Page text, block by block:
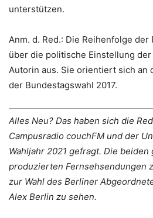
unterstützen.
Anm. d. Red.: Die Reihenfolge
über die politische Einstellung
Autorin aus. Sie orientiert sich an
der Bundestagswahl 2017.
Alles Neu? Das haben sich die
Campusradio couchFM und der
Wahljahr 2021 gefragt. Die beiden
produzierten Fernsehsendungen
zur Wahl des Berliner
Alex Berlin zu sehen.